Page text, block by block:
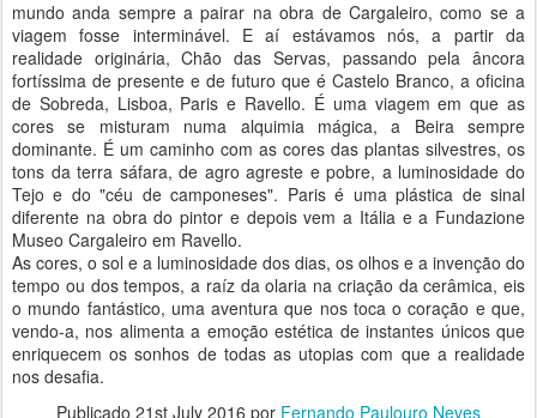
mundo anda sempre a pairar na obra de Cargaleiro, como se a
viagem fosse interminável. E aí estávamos nós, a partir da
realidade originária, Chão das Servas, passando pela âncora
fortíssima de presente e de futuro que é Castelo Branco, a oficina
de Sobreda, Lisboa, Paris e Ravello. É uma viagem em que as
cores se misturam numa alquimia mágica, a Beira sempre
dominante. É um caminho com as cores das plantas silvestres, os
tons da terra sáfara, de agro agreste e pobre, a luminosidade do
Tejo e do "céu de camponeses". Paris é uma plástica de sinal
diferente na obra do pintor e depois vem a Itália e a Fundazione
Museo Cargaleiro em Ravello.
As cores, o sol e a luminosidade dos dias, os olhos e a invenção do
tempo ou dos tempos, a raíz da olaria na criação da cerâmica, eis
o mundo fantástico, uma aventura que nos toca o coração e que,
vendo-a, nos alimenta a emoção estética de instantes únicos que
enriquecem os sonhos de todas as utopias com que a realidade
nos desafia.
Publicado 21st July 2016 por Fernando Paulouro Neves